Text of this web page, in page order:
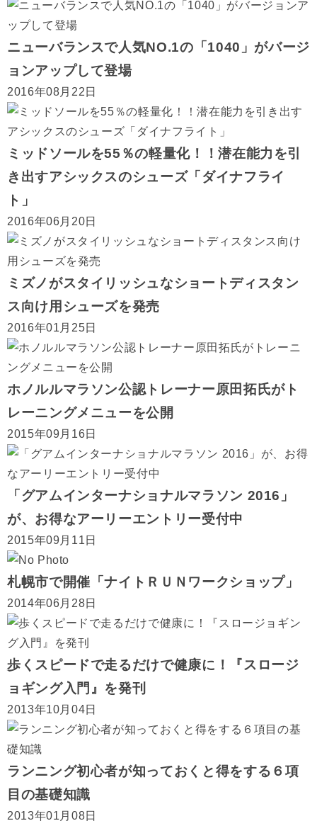
ニューバランスで人気NO.1の「1040」がバージ
ョンアップして登場
2016年08月22日
ミッドソールを55％の軽量化！！潜在能力を引
き出すアシックスのシューズ「ダイナフライ
ト」
2016年06月20日
ミズノがスタイリッシュなショートディスタン
ス向け用シューズを発売
2016年01月25日
ホノルルマラソン公認トレーナー原田拓氏がト
レーニングメニューを公開
2015年09月16日
「グアムインターナショナルマラソン 2016」
が、お得なアーリーエントリー受付中
2015年09月11日
札幌市で開催「ナイトＲＵＮワークショップ」
2014年06月28日
歩くスピードで走るだけで健康に！『スロージ
ョギング入門』を発刊
2013年10月04日
ランニング初心者が知っておくと得をする６項
目の基礎知識
2013年01月08日